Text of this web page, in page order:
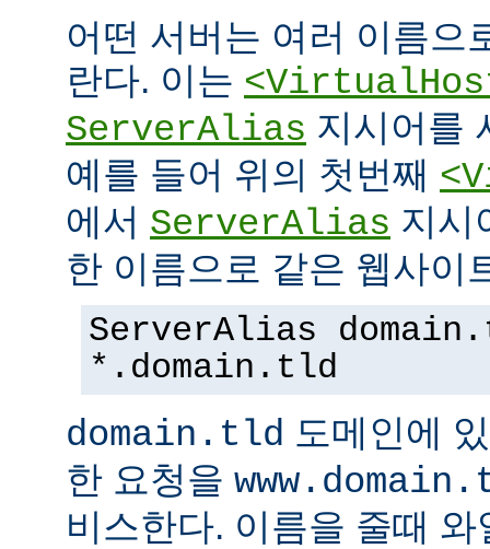
어떤 서버는 여러 이름으
란다. 이는
ServerAlias 지시어를
예를 들어 위의 첫번째
에서 ServerAlias 지시
한 이름으로 같은 웹사이
ServerAlias
*.domain.tld
domain.tld 도메인에
한 요청을
비스한다. 이름을 줄때